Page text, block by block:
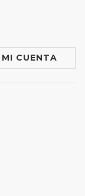
MI CUENTA